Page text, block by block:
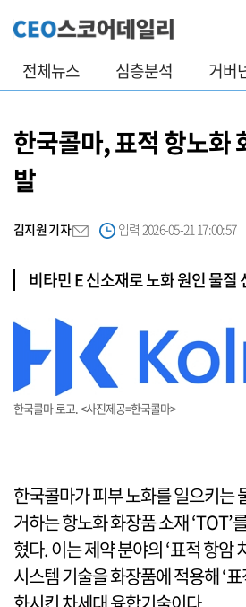
전체뉴스 심층분석 거버
한국콜마, 표적 항노화
발
김지원 기자 입력 2026-05-21 17:00:57
비타민 E 신소재로 노화 원인 물질
한국콜마 로고. <사진제공=한국콜마>
한국콜마가 피부 노화를 일으키는
거하는 항노화 화장품 소재 ‘TOT’
혔다. 이는 제약 분야의 ‘표적 항암
시스템 기술을 화장품에 적용해 ‘